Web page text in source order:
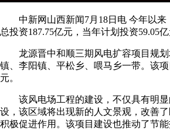
中新网山西新闻7月18日电 今年以来
总投资187.75亿元，当年计划投资59.05
龙源晋中和顺三期风电扩容项目规划
镇、李阳镇、平松乡、喂马乡一带。该
元。
该风电场工程的建设，不仅具有明显
设，该区域将出现新的人文景观，改善
积极促进作用。该项目建设也推动了节